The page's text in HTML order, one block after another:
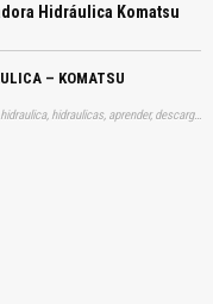
Hidráulica Komatsu
– KOMATSU
Tags: manual, instrucciones, manuales, manualitos, gratis, pala, hidraulica, hidraulicas, aprender, descargas